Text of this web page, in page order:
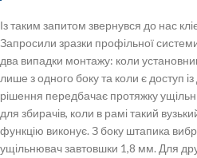
Із таким запитом звернувся до нас
Запросили зразки профільної
два випадки монтажу: коли
лише з одного боку та коли є доступ із
рішення передбачає протяжку
для збирачів, коли в рамі такий
функцію виконує. З боку штапика
ущільнювач завтовшки 1,8 мм. Для